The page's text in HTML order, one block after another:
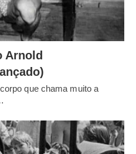
Arnold
que chama muito a